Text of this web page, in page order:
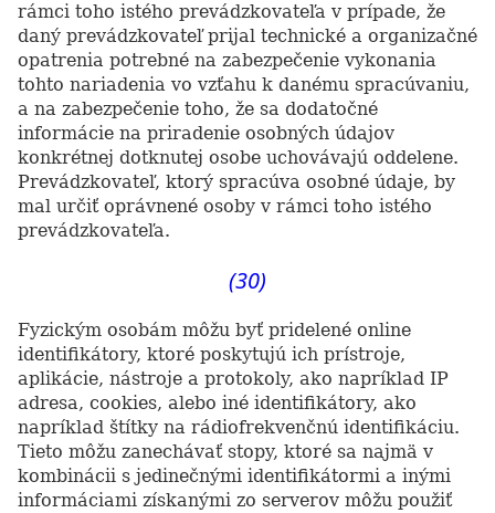
rámci toho istého prevádzkovateľa v prípade, že
daný prevádzkovateľ prijal technické a organizačné
opatrenia potrebné na zabezpečenie vykonania
tohto nariadenia vo vzťahu k danému spracúvaniu,
a na zabezpečenie toho, že sa dodatočné
informácie na priradenie osobných údajov
konkrétnej dotknutej osobe uchovávajú oddelene.
Prevádzkovateľ, ktorý spracúva osobné údaje, by
mal určiť oprávnené osoby v rámci toho istého
prevádzkovateľa.
(30)
Fyzickým osobám môžu byť pridelené online
identifikátory, ktoré poskytujú ich prístroje,
aplikácie, nástroje a protokoly, ako napríklad IP
adresa, cookies, alebo iné identifikátory, ako
napríklad štítky na rádiofrekvenčnú identifikáciu.
Tieto môžu zanechávať stopy, ktoré sa najmä v
kombinácii s jedinečnými identifikátormi a inými
informáciami získanými zo serverov môžu použiť